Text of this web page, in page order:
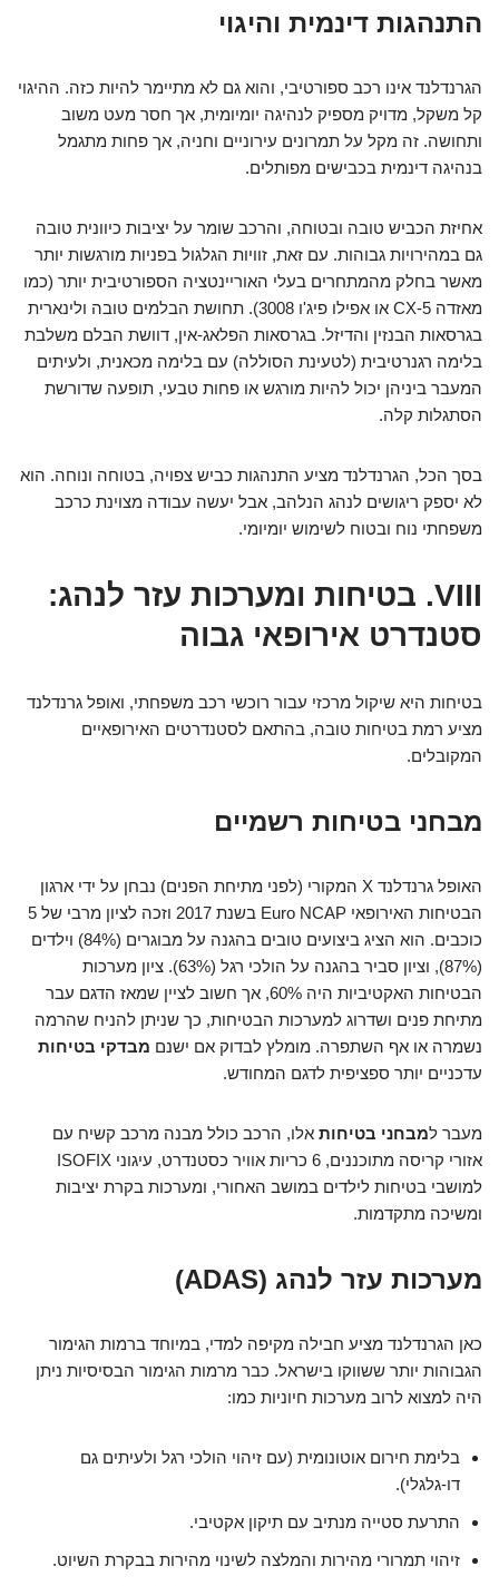
התנהגות דינמית והיגוי
הגרנדלנד אינו רכב ספורטיבי, והוא גם לא מתיימר להיות כזה. ההיגוי
קל משקל, מדויק מספיק לנהיגה יומיומית, אך חסר מעט משוב
ותחושה. זה מקל על תמרונים עירוניים וחניה, אך פחות מתגמל
בנהיגה דינמית בכבישים מפותלים.
אחיזת הכביש טובה ובטוחה, והרכב שומר על יציבות כיוונית טובה
גם במהירויות גבוהות. עם זאת, זוויות הגלגול בפניות מורגשות יותר
מאשר בחלק מהמתחרים בעלי האוריינטציה הספורטיבית יותר (כמו
מאזדה CX-5 או אפילו פיג'ו 3008). תחושת הבלמים טובה ולינארית
בגרסאות הבנזין והדיזל. בגרסאות הפלאג-אין, דוושת הבלם משלבת
בלימה רגנרטיבית (לטעינת הסוללה) עם בלימה מכאנית, ולעיתים
המעבר ביניהן יכול להיות מורגש או פחות טבעי, תופעה שדורשת
הסתגלות קלה.
בסך הכל, הגרנדלנד מציע התנהגות כביש צפויה, בטוחה ונוחה. הוא
לא יספק ריגושים לנהג הנלהב, אבל יעשה עבודה מצוינת כרכב
משפחתי נוח ובטוח לשימוש יומיומי.
VIII. בטיחות ומערכות עזר לנהג:
סטנדרט אירופאי גבוה
בטיחות היא שיקול מרכזי עבור רוכשי רכב משפחתי, ואופל גרנדלנד
מציע רמת בטיחות טובה, בהתאם לסטנדרטים האירופאיים
המקובלים.
מבחני בטיחות רשמיים
האופל גרנדלנד X המקורי (לפני מתיחת הפנים) נבחן על ידי ארגון
הבטיחות האירופאי Euro NCAP בשנת 2017 וזכה לציון מרבי של 5
כוכבים. הוא הציג ביצועים טובים בהגנה על מבוגרים (84%) וילדים
(87%), וציון סביר בהגנה על הולכי רגל (63%). ציון מערכות
הבטיחות האקטיביות היה 60%, אך חשוב לציין שמאז הדגם עבר
מתיחת פנים ושדרוג למערכות הבטיחות, כך שניתן להניח שהרמה
נשמרה או אף השתפרה. מומלץ לבדוק אם ישנם מבדקי בטיחות
עדכניים יותר ספציפית לדגם המחודש.
מעבר למבחני בטיחות אלו, הרכב כולל מבנה מרכב קשיח עם
אזורי קריסה מתוכננים, 6 כריות אוויר כסטנדרט, עיגוני ISOFIX
למושבי בטיחות לילדים במושב האחורי, ומערכות בקרת יציבות
ומשיכה מתקדמות.
מערכות עזר לנהג (ADAS)
כאן הגרנדלנד מציע חבילה מקיפה למדי, במיוחד ברמות הגימור
הגבוהות יותר ששווקו בישראל. כבר מרמות הגימור הבסיסיות ניתן
היה למצוא לרוב מערכות חיוניות כמו:
בלימת חירום אוטונומית (עם זיהוי הולכי רגל ולעיתים גם
דו-גלגלי).
התרעת סטייה מנתיב עם תיקון אקטיבי.
זיהוי תמרורי מהירות והמלצה לשינוי מהירות בבקרת השיוט.